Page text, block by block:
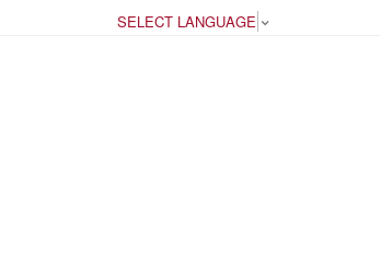
SELECT LANGUAGE